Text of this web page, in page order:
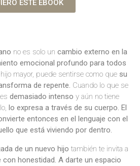
ESTE EBOOK
no es solo un cambio externo en la
emocional profundo para todos
mayor, puede sentirse como que su
de repente. Cuando lo que se
demasiado intenso y aún no tiene
lo expresa a través de su cuerpo. El
entonces en el lenguaje con el
que está viviendo por dentro.
de un nuevo hijo también te invita a
honestidad. A darte un espacio